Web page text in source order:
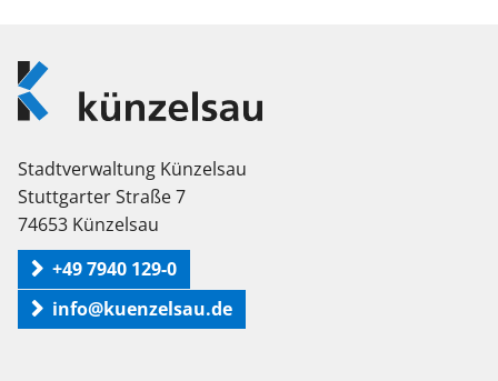
Logo
Künzelsau
Stadtverwaltung Künzelsau
Stuttgarter Straße 7
74653 Künzelsau
+49 7940 129-0
info@kuenzelsau.de